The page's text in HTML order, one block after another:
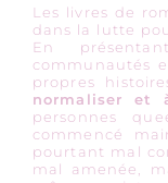
Les livres de
dans la lutte
En
communautés
propres
normaliser et
personnes
commencé
pourtant mal
mal amenée,